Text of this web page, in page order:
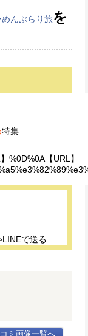
めんぶらり旅を
特集
%0D%0A【URL】
で送る
ミ画像一覧へ